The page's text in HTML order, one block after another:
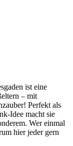
ist eine
– mit
Perfekt als
Idee macht sie
Wer einmal
hier jeder gern